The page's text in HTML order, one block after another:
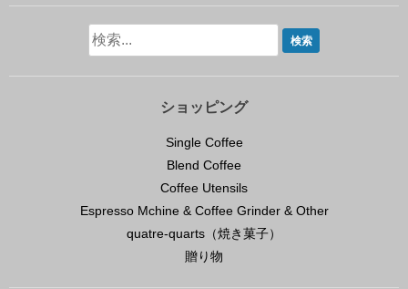
ショッピング
Single Coffee
Blend Coffee
Coffee Utensils
Espresso Mchine & Coffee Grinder & Other
quatre-quarts（焼き菓子）
贈り物